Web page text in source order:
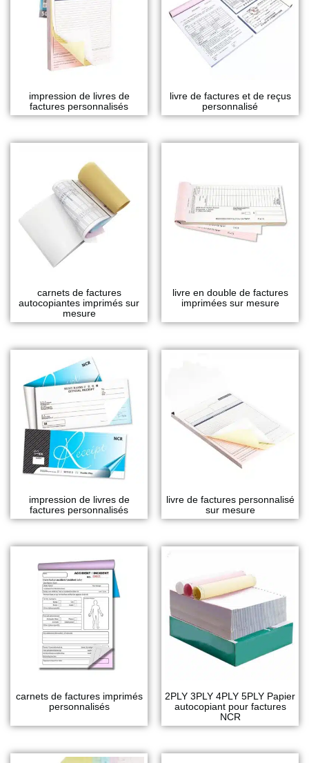
impression de livres de
factures personnalisés
livre de factures et de reçus
personnalisé
carnets de factures
autocopiantes imprimés sur
mesure
livre en double de factures
imprimées sur mesure
impression de livres de
factures personnalisés
livre de factures personnalisé
sur mesure
carnets de factures imprimés
personnalisés
2PLY 3PLY 4PLY 5PLY Papier
autocopiant pour factures
NCR